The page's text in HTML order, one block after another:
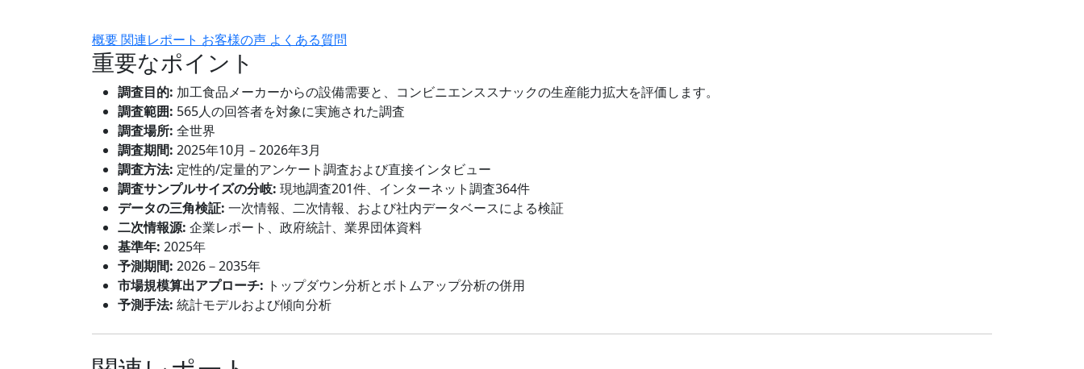
概要関連レポート お客様の声 よくある質問
重要なポイント
調査目的: 加工食品メーカーからの設備需要と、コンビニエンススナックの生産能力拡大を評価します。
調査範囲: 565人の回答者を対象に実施された調査
調査場所: 全世界
調査期間: 2025年10月 – 2026年3月
調査方法: 定性的/定量的アンケート調査および直接インタビュー
調査サンプルサイズの分岐: 現地調査201件、インターネット調査364件
データの三角検証: 一次情報、二次情報、および社内データベースによる検証
二次情報源: 企業レポート、政府統計、業界団体資料
基準年: 2025年
予測期間: 2026－2035年
市場規模算出アプローチ: トップダウン分析とボトムアップ分析の併用
予測手法: 統計モデルおよび傾向分析